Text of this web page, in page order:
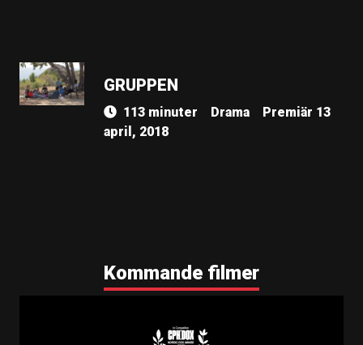
GRUPPEN
113 minuter Drama
Premiär 13
april, 2018
Kommande filmer